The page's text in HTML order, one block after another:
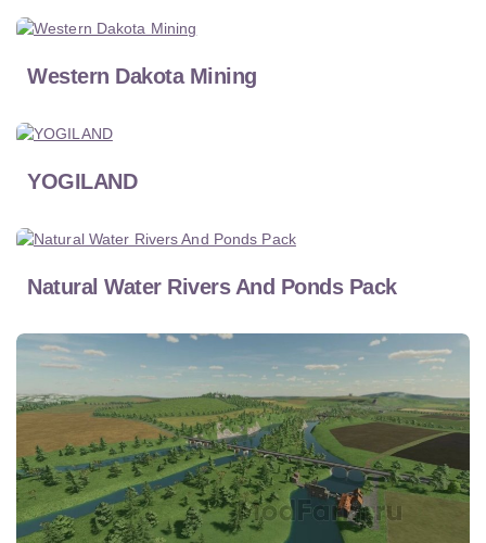
Western Dakota Mining
YOGILAND
Natural Water Rivers And Ponds Pack